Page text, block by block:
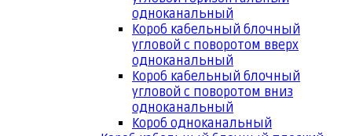
одноканальный
Короб кабельный блочный
угловой с поворотом вверх
одноканальный
Короб кабельный блочный
угловой с поворотом вниз
одноканальный
Короб одноканальный